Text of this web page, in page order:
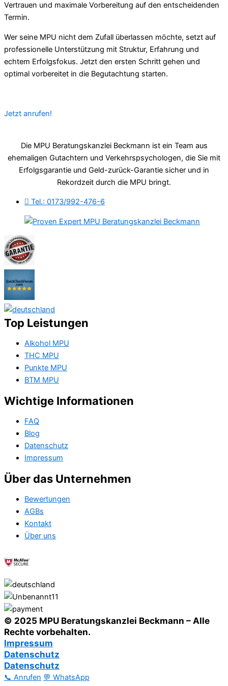
Vertrauen und maximale Vorbereitung auf den entscheidenden
Termin.
Wer seine MPU nicht dem Zufall überlassen möchte, setzt auf
professionelle Unterstützung mit Struktur, Erfahrung und
echtem Erfolgsfokus. Jetzt den ersten Schritt gehen und
optimal vorbereitet in die Begutachtung starten.
Jetzt anrufen!
Die MPU Beratungskanzlei Beckmann ist ein Team aus
ehemaligen Gutachtern und Verkehrspsychologen, die Sie mit
Erfolgsgarantie und Geld-zurück-Garantie sicher und in
Rekordzeit durch die MPU bringt.
Tel.: 0173/992-476-6
Top Leistungen
Alkohol MPU
THC MPU
Punkte MPU
BTM MPU
Wichtige Informationen
FAQ
Blog
Datenschutz
Impressum
Über das Unternehmen
Bewertungen
AGBs
Kontakt
Über uns
© 2025 MPU Beratungskanzlei Beckmann – Alle
Rechte vorbehalten.
Impressum
Datenschutz
Datenschutz
📞 Anrufen 💬 WhatsApp